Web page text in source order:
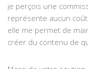
je perçois une
représente aucun
elle me permet de
créer du contenu de